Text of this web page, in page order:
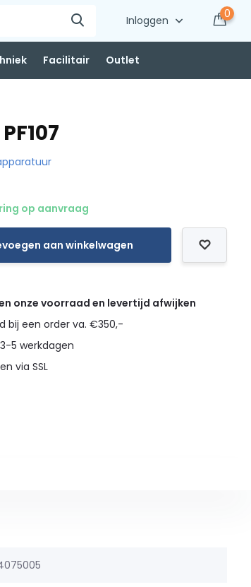
Inloggen
0
Facilitair Outlet
op aanvraag
aan winkelwagen
onze voorraad en levertijd afwijken
bij een order va. €350,-
5 werkdagen
via SSL